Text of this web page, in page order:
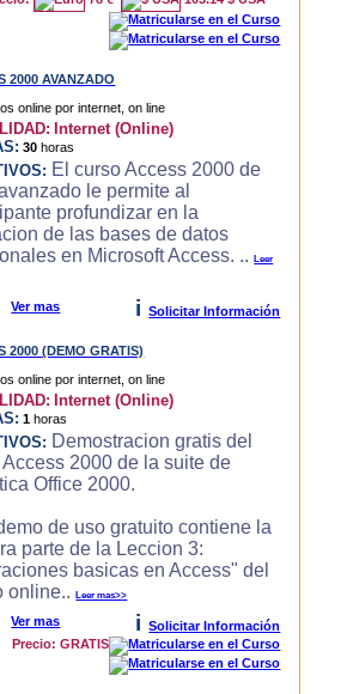
2000 AVANZADO
Internet (Online)
30 horas
El curso Access 2000 de
le permite al
profundizar en la
de las bases de datos
en Microsoft Access. ..Leer
Ver mas i Solicitar Información
2000 (DEMO GRATIS)
Internet (Online)
1 horas
Demostracion gratis del
Access 2000 de la suite de
Office 2000.
de uso gratuito contiene la
parte de la Leccion 3:
basicas en Access" del
online..Leer mas>>
Ver mas i
Solicitar Información
Precio: GRATIS